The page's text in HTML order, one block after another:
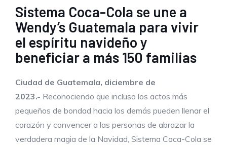
Sistema Coca-Cola se une a
Wendy’s Guatemala para vivir
el espíritu navideño y
beneficiar a más 150 familias
Ciudad de Guatemala, diciembre de
2023.- Reconociendo que incluso los actos más
pequeños de bondad hacia los demás pueden llenar el
corazón y convencer a las personas de abrazar la
verdadera magia de la Navidad, Sistema Coca-Cola se